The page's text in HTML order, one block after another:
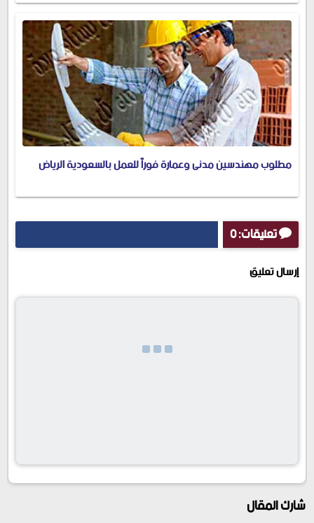
مطلوب مهندسين مدنى وعمارة فوراً للعمل بالسعودية الرياض
تعليقات: 0
إرسال تعليق
شارك المقال